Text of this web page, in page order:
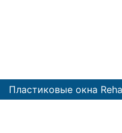
Пластиковые окна